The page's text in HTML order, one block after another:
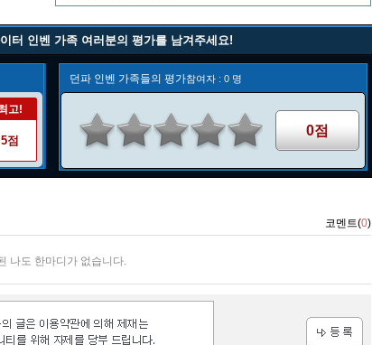
터 인벤 가족 여러분의 평가를 남겨주세요!
고!
5점
던파 인벤 가족들의 평가참여자 : 0 명
0점
코멘트(0)
나도 한마디가 없습니다.